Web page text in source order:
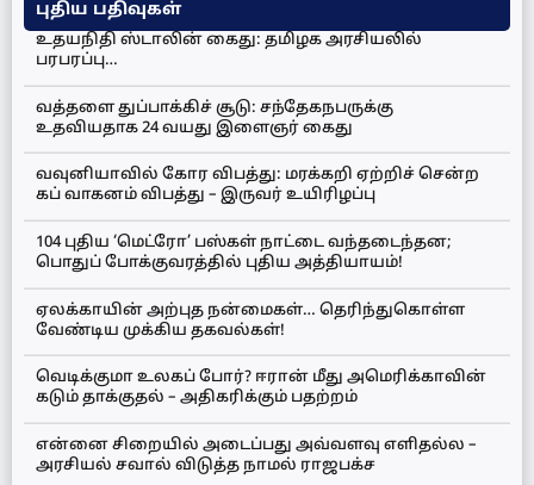
புதிய பதிவுகள்
உதயநிதி ஸ்டாலின் கைது: தமிழக அரசியலில்
பரபரப்பு…
வத்தளை துப்பாக்கிச் சூடு: சந்தேகநபருக்கு
உதவியதாக 24 வயது இளைஞர் கைது
வவுனியாவில் கோர விபத்து: மரக்கறி ஏற்றிச் சென்ற
கப் வாகனம் விபத்து – இருவர் உயிரிழப்பு
104 புதிய ‘மெட்ரோ’ பஸ்கள் நாட்டை வந்தடைந்தன;
பொதுப் போக்குவரத்தில் புதிய அத்தியாயம்!
ஏலக்காயின் அற்புத நன்மைகள்… தெரிந்துகொள்ள
வேண்டிய முக்கிய தகவல்கள்!
வெடிக்குமா உலகப் போர்? ஈரான் மீது அமெரிக்காவின்
கடும் தாக்குதல் – அதிகரிக்கும் பதற்றம்
என்னை சிறையில் அடைப்பது அவ்வளவு எளிதல்ல –
அரசியல் சவால் விடுத்த நாமல் ராஜபக்ச